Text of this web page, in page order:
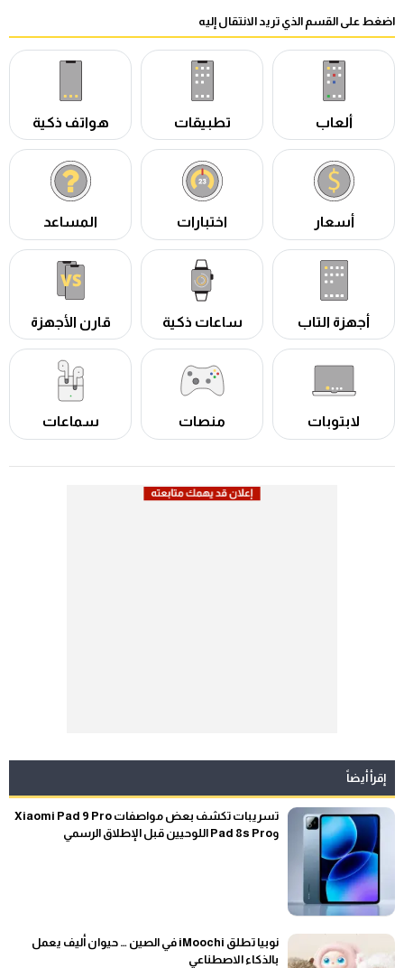
اضغط على القسم الذي تريد الانتقال إليه
ألعاب تطبيقات هواتف ذكية
أسعار اختبارات المساعد
أجهزة التاب ساعات ذكية قارن الأجهزة
لابتوبات منصات سماعات
إقرأ أيضاً
تسريبات تكشف بعض مواصفات Xiaomi Pad 9 Pro
وPad 8s Pro اللوحيين قبل الإطلاق الرسمي
نوبيا تطلق iMoochi في الصين … حيوان أليف يعمل
بالذكاء الاصطناعي